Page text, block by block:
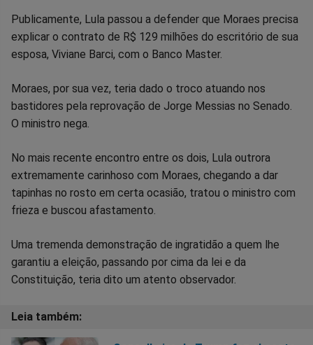
Publicamente, Lula passou a defender que Moraes precisa
explicar o contrato de R$ 129 milhões do escritório de sua
esposa, Viviane Barci, com o Banco Master.
Moraes, por sua vez, teria dado o troco atuando nos
bastidores pela reprovação de Jorge Messias no Senado.
O ministro nega.
No mais recente encontro entre os dois, Lula outrora
extremamente carinhoso com Moraes, chegando a dar
tapinhas no rosto em certa ocasião, tratou o ministro com
frieza e buscou afastamento.
Uma tremenda demonstração de ingratidão a quem lhe
garantiu a eleição, passando por cima da lei e da
Constituição, teria dito um atento observador.